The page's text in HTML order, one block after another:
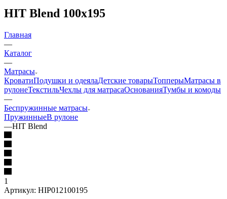
HIT Blend 100x195
Главная
—
Каталог
—
Матрасы
КроватиПодушки и одеялаДетские товарыТопперыМатрасы в
рулонеТекстильЧехлы для матрасаОснованияТумбы и комоды
—
Беспружинные матрасы
ПружинныеВ рулоне
—HIT Blend
1
Артикул: HIP012100195